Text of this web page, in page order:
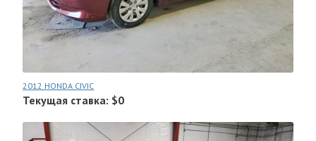
2012 HONDA CIVIC
Текущая ставка: $0